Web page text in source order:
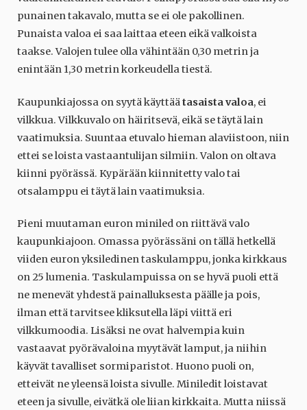
punainen takavalo, mutta se ei ole pakollinen.
Punaista valoa ei saa laittaa eteen eikä valkoista
taakse. Valojen tulee olla vähintään 0,30 metrin ja
enintään 1,30 metrin korkeudella tiestä.
Kaupunkiajossa on syytä käyttäätasaista valoa, ei
vilkkua. Vilkkuvalo on häiritsevä, eikä se täytä lain
vaatimuksia. Suuntaa etuvalo hieman alaviistoon, niin
ettei se loista vastaantulijan silmiin. Valon on oltava
kiinni pyörässä. Kypärään kiinnitetty valo tai
otsalamppu ei täytä lain vaatimuksia.
Pieni muutaman euron miniled on riittävä valo
kaupunkiajoon. Omassa pyörässäni on tällä hetkellä
viiden euron yksiledinen taskulamppu, jonka kirkkaus
on 25 lumenia. Taskulampuissa on se hyvä puoli että
ne menevät yhdestä painalluksesta päälle ja pois,
ilman että tarvitsee kliksutella läpi viittä eri
vilkkumoodia. Lisäksi ne ovat halvempia kuin
vastaavat pyörävaloina myytävät lamput, ja niihin
käyvät tavalliset sormiparistot. Huono puoli on,
etteivät ne yleensä loista sivulle. Miniledit loistavat
eteen ja sivulle, eivätkä ole liian kirkkaita. Mutta niissä